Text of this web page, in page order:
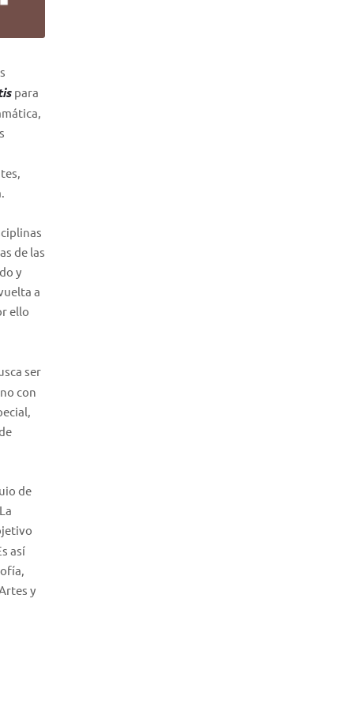
para
de las
y
a
ello
ser
con
de
así
y